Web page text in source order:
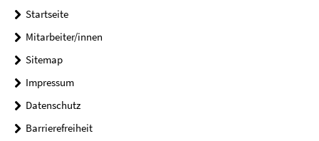
Startseite
Mitarbeiter/innen
Sitemap
Impressum
Datenschutz
Barrierefreiheit